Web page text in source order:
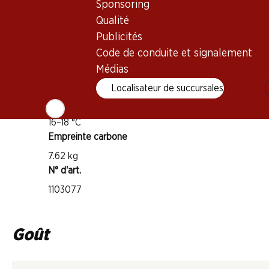
Sponsoring
Qualité
Publicités
Code de conduite et signalement
Médias
Localisateur de succursales
Température de dégustation
16–18 °C
Empreinte carbone
7.62 kg
N° d'art.
1103077
Goût